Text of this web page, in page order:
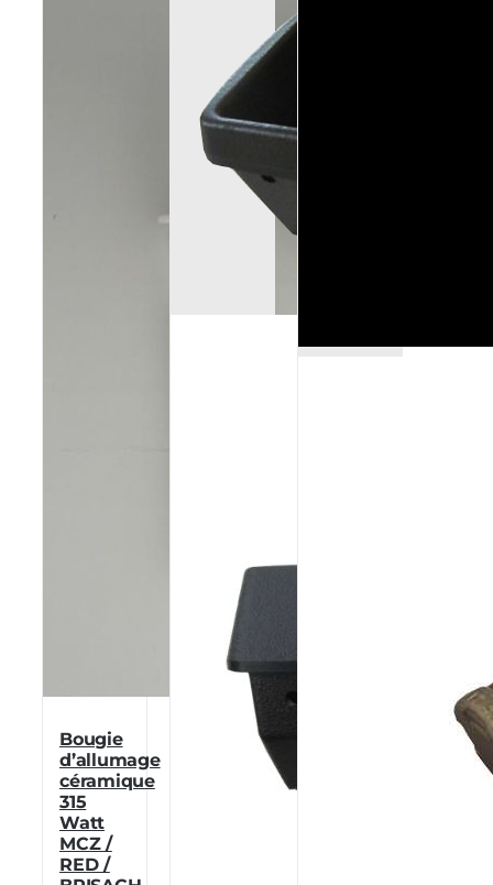
Poêles et chaudières
Conduit de fumées
Bougie
d’allumage
céramique
315
Watt
MCZ /
RED /